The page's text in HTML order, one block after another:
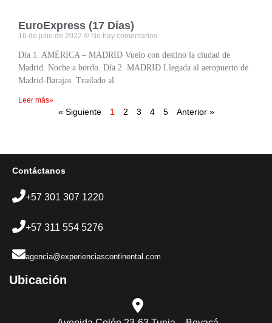
EuroExpress (17 Días)
16 de julio de 2022 No hay comentarios
Día 1. AMÉRICA – MADRID Vuelo con destino la ciudad de
Madrid. Noche a bordo. Día 2. MADRID Llegada al aeropuerto de
Madrid-Barajas. Traslado al
Leer más»
« Siguiente 1 2 3 4 5 Anterior »
Contáctanos
+57 301 307 1220
+57 311 554 5276
agencia@experienciascontinental.com
Ubicación​